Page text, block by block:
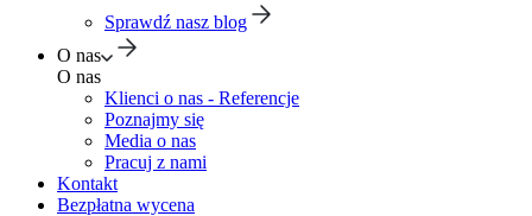
Sprawdź nasz blog
O nas
O nas
Klienci o nas - Referencje
Poznajmy się
Media o nas
Pracuj z nami
Kontakt
Bezpłatna wycena